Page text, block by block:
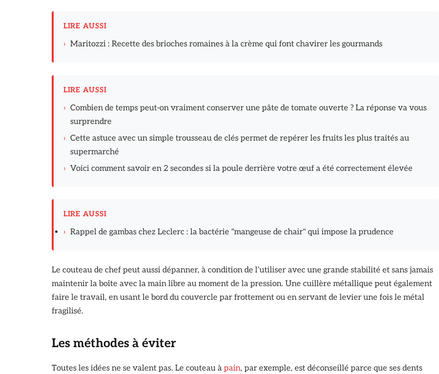
LIRE AUSSI
› Maritozzi : Recette des brioches romaines à la crème qui font chavirer les gourmands
LIRE AUSSI
› Combien de temps peut-on vraiment conserver une pâte de tomate ouverte ? La réponse va vous
surprendre
› Cette astuce avec un simple trousseau de clés permet de repérer les fruits les plus traités au
supermarché
› Voici comment savoir en 2 secondes si la poule derrière votre œuf a été correctement élevée
LIRE AUSSI
› Rappel de gambas chez Leclerc : la bactérie "mangeuse de chair" qui impose la prudence
Le couteau de chef peut aussi dépanner, à condition de l’utiliser avec une grande stabilité et sans jamais
maintenir la boîte avec la main libre au moment de la pression. Une cuillère métallique peut également
faire le travail, en usant le bord du couvercle par frottement ou en servant de levier une fois le métal
fragilisé.
Les méthodes à éviter
Toutes les idées ne se valent pas. Le couteau à pain, par exemple, est déconseillé parce que ses dents